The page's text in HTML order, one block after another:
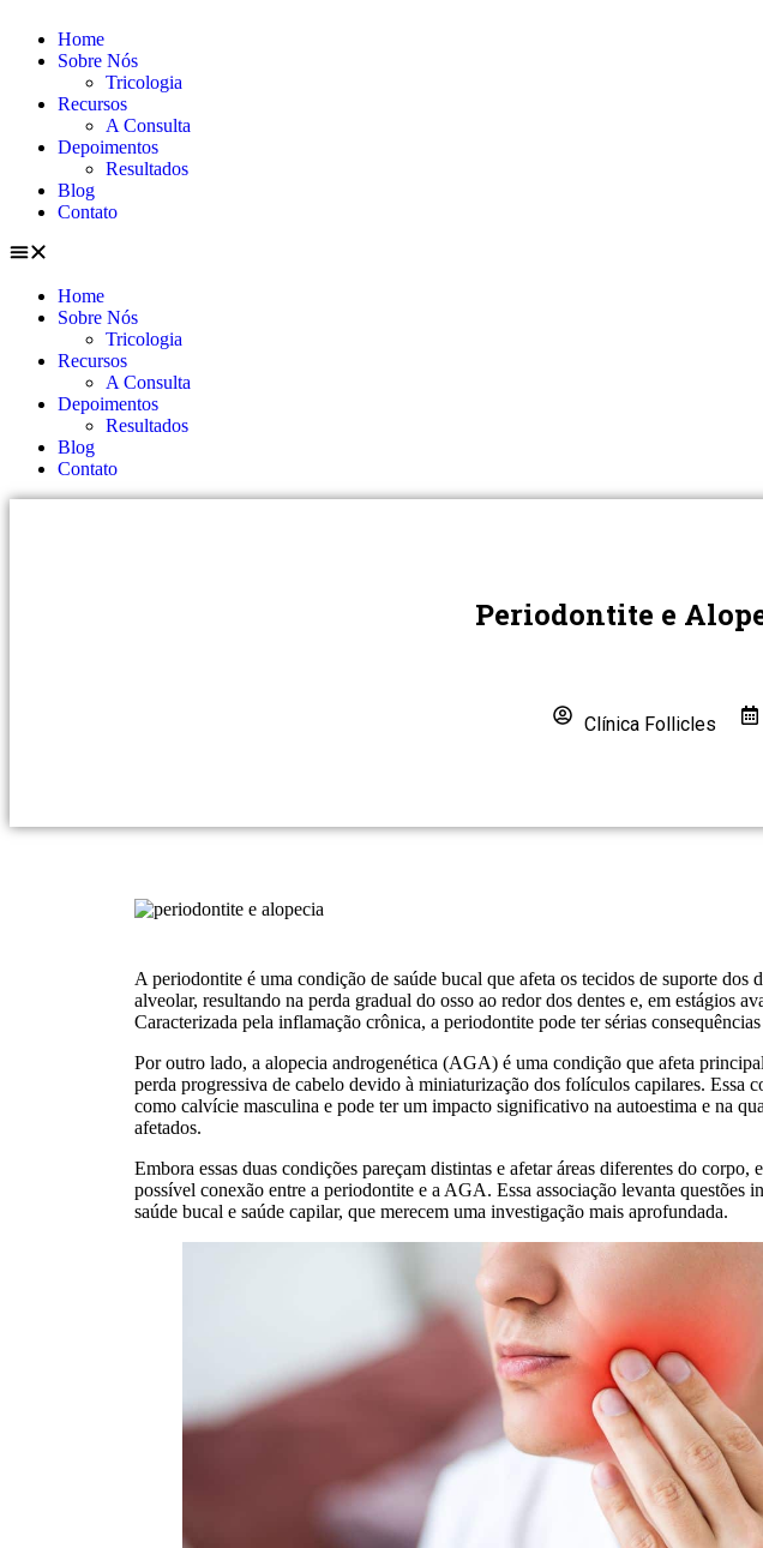
Home
Sobre Nós
Tricologia
Recursos
A Consulta
Depoimentos
Resultados
Blog
Contato
Home
Sobre Nós
Tricologia
Recursos
A Consulta
Depoimentos
Resultados
Blog
Contato
Periodontite e
Clínica Follicles
A periodontite é uma condição de saúde bucal que afeta os tecidos de suporte dos
alveolar, resultando na perda gradual do osso ao redor dos dentes e, em estágios
Caracterizada pela inflamação crônica, a periodontite pode ter sérias
Por outro lado, a alopecia androgenética (AGA) é uma condição que afeta
perda progressiva de cabelo devido à miniaturização dos folículos capilares. Essa
como calvície masculina e pode ter um impacto significativo na autoestima e na
afetados.
Embora essas duas condições pareçam distintas e afetar áreas diferentes do corpo,
possível conexão entre a periodontite e a AGA. Essa associação levanta questões
saúde bucal e saúde capilar, que merecem uma investigação mais aprofundada.